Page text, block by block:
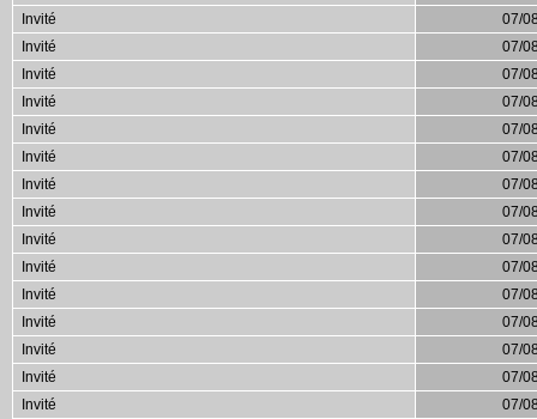
Invité
07/
Invité
07/
Invité
07/
Invité
07/
Invité
07/
Invité
07/
Invité
07/
Invité
07/
Invité
07/
Invité
07/
Invité
07/
Invité
07/
Invité
07/
Invité
07/
Invité
07/